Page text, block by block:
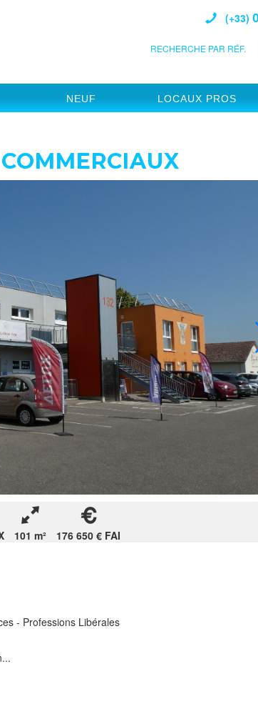
(+33)
RECHERCHE PAR RÉF.
NEUF LOCAUX PROS
101 m² 176 650 € FAI
- Professions Libérales